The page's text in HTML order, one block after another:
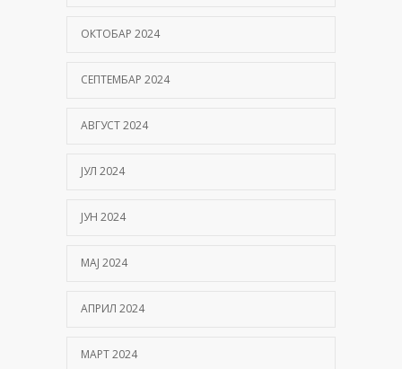
ОКТОБАР 2024
СЕПТЕМБАР 2024
АВГУСТ 2024
ЈУЛ 2024
ЈУН 2024
МАЈ 2024
АПРИЛ 2024
МАРТ 2024